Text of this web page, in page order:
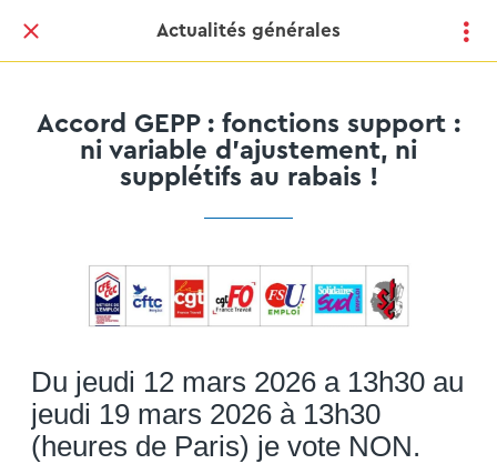
Actualités générales
Accord GEPP : fonctions support :
ni variable d'ajustement, ni
supplétifs au rabais !
Du jeudi 12 mars 2026 a 13h30 au
jeudi 19 mars 2026 à 13h30
(heures de Paris) je vote NON.